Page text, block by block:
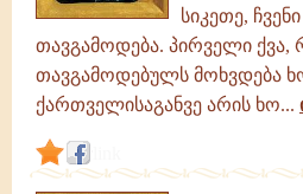
სიკეთე,
თავგამოდება. პირველი
თავგამოდებულს მოხვდება
ქართველისაგანვე არის ხო...